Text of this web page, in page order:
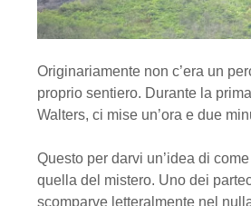
Originariamente non c’era un
proprio sentiero. Durante la
Walters, ci mise un’ora e due
Questo per darvi un’idea di
quella del mistero. Uno dei
scomparve letteralmente nel